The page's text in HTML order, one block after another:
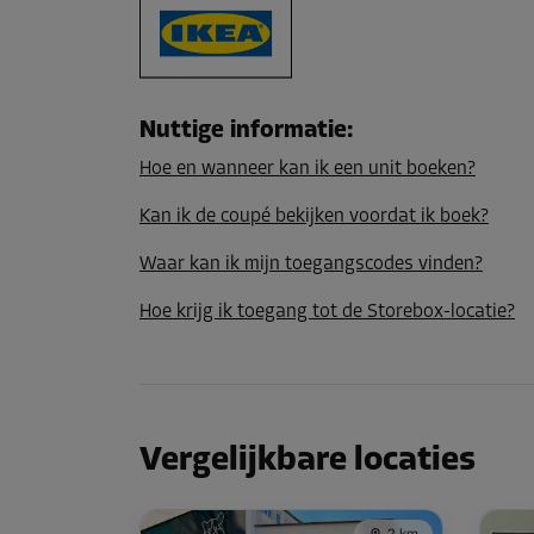
Nuttige informatie:
Hoe en wanneer kan ik een unit boeken?
Kan ik de coupé bekijken voordat ik boek?
Waar kan ik mijn toegangscodes vinden?
Hoe krijg ik toegang tot de Storebox-locatie?
Vergelijkbare locaties